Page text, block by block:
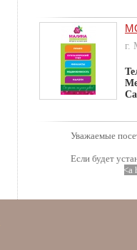
г.
Уважаемые
Если будет
<a